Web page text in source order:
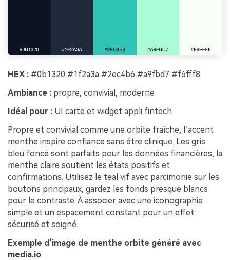
HEX : #0b1320 #1f2a3a #2ec4b6 #a9fbd7 #f6fff8
Ambiance : propre, convivial, moderne
Idéal pour : UI carte et widget appli fintech
Propre et convivial comme une orbite fraîche, l’accent
menthe inspire confiance sans être clinique. Les gris
bleu foncé sont parfaits pour les données financières, la
menthe claire soutient les états positifs et
confirmations. Utilisez le teal vif avec parcimonie sur les
boutons principaux, gardez les fonds presque blancs
pour le contraste. À associer avec une iconographie
simple et un espacement constant pour un effet
sécurisé et soigné.
Exemple d’image de menthe orbite généré avec
media.io